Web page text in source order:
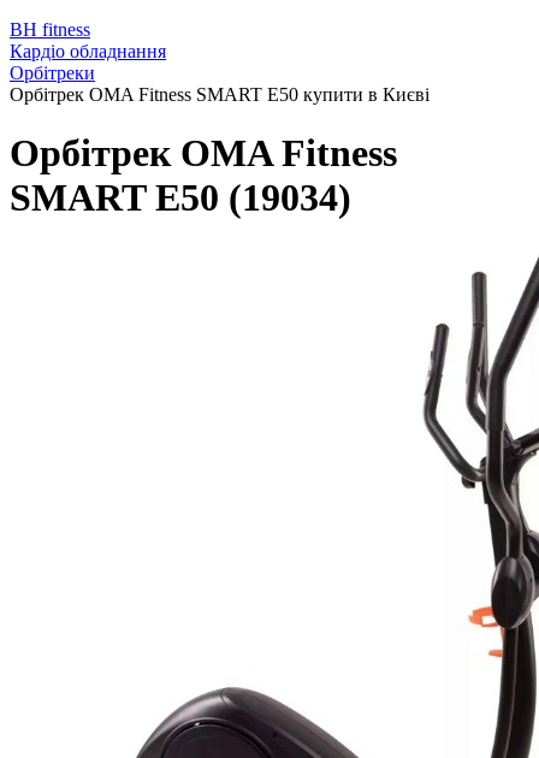
BH fitness
Кардіо обладнання
Орбітреки
Орбітрек OMA Fitness SMART E50 купити в Києві
Орбітрек OMA Fitness
SMART E50 (19034)